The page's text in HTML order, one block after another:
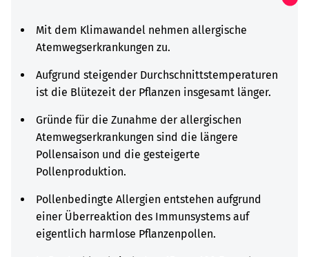
Mit dem Klimawandel nehmen allergische
Atemwegserkrankungen zu.
Aufgrund steigender Durchschnittstemperaturen
ist die Blütezeit der Pflanzen insgesamt länger.
Gründe für die Zunahme der allergischen
Atemwegserkrankungen sind die längere
Pollensaison und die gesteigerte
Pollenproduktion.
Pollenbedingte Allergien entstehen aufgrund
einer Überreaktion des Immunsystems auf
eigentlich harmlose Pflanzenpollen.